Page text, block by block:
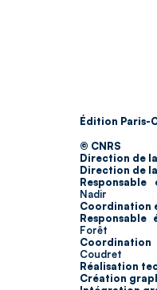
Édition Paris-
© CNRS
Direction de
Direction de
Nadir
Coordination
Forêt
Coudret
Réalisation
Création